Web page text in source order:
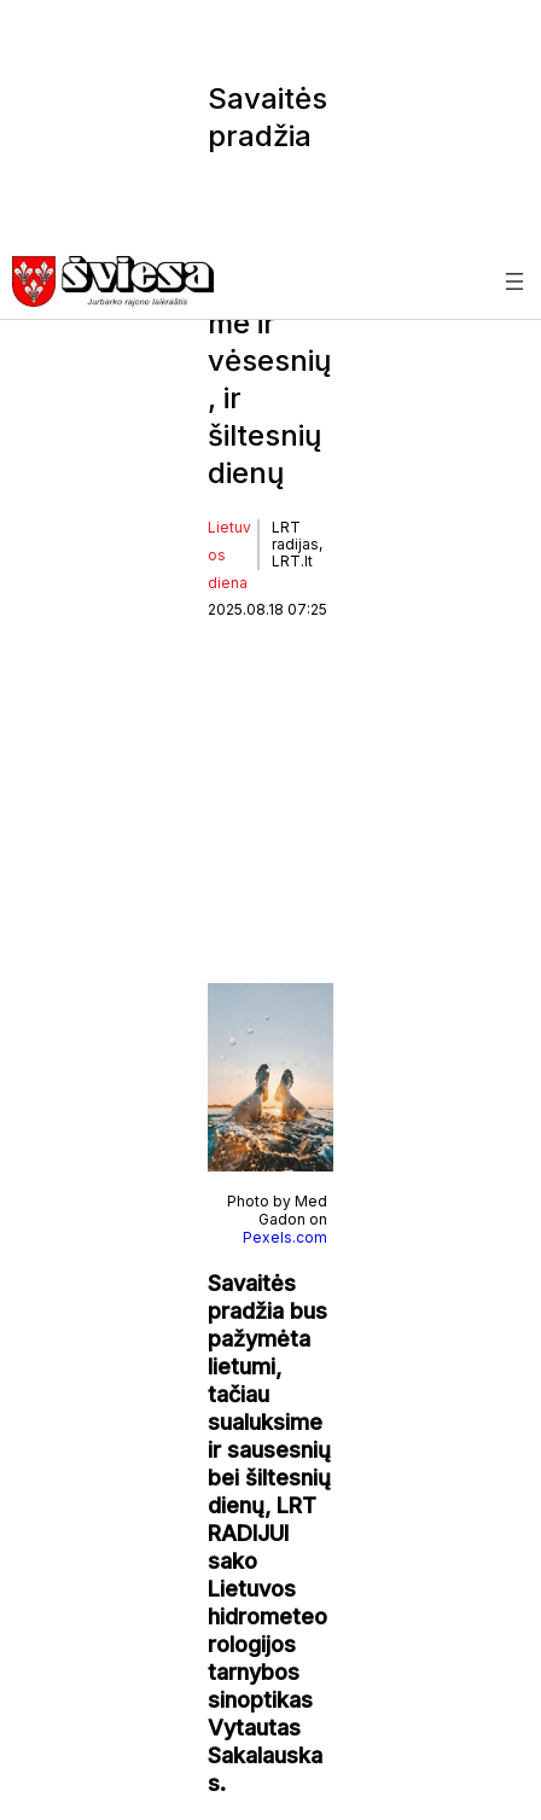
Savaitės
pradžia
sulauksi
me ir
vėsesnių
, ir
šiltesnių
dienų
Lietuv
os
diena
LRT
radijas,
LRT.lt
2025.08.18 07:25
Photo by Med
Gadon on
Pexels.com
Savaitės
pradžia bus
pažymėta
lietumi,
tačiau
sualuksime
ir sausesnių
bei šiltesnių
dienų, LRT
RADIJUI
sako
Lietuvos
hidrometeo
rologijos
tarnybos
sinoptikas
Vytautas
Sakalauska
s.